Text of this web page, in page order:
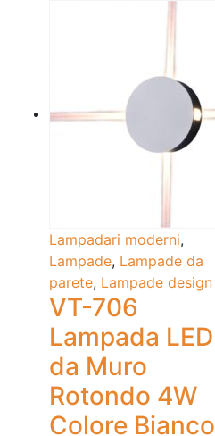
Lampadari moderni,
Lampade, Lampade da
parete, Lampade design
VT-706
Lampada LED
da Muro
Rotondo 4W
Colore Bianco